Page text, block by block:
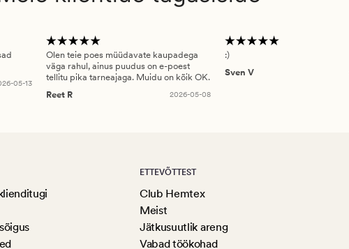
05-13
Olen teie poes müüdavate kaupadega
väga rahul, ainus puudus on e-poest
tellitu pika tarneajaga. Muidu on kõik OK.
Reet R
2026-05-08
:)
Sven V
ETTEVÕTTEST
Club Hemtex
Meist
Jätkusuutlik areng
Vabad töökohad